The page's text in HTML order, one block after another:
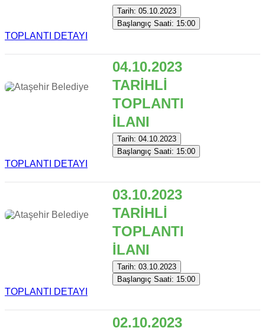
Tarih: 05.10.2023
Başlangıç Saati: 15:00
TOPLANTI DETAYI
04.10.2023
TARİHLİ
TOPLANTI
İLANI
Tarih: 04.10.2023
Başlangıç Saati: 15:00
TOPLANTI DETAYI
03.10.2023
TARİHLİ
TOPLANTI
İLANI
Tarih: 03.10.2023
Başlangıç Saati: 15:00
TOPLANTI DETAYI
02.10.2023